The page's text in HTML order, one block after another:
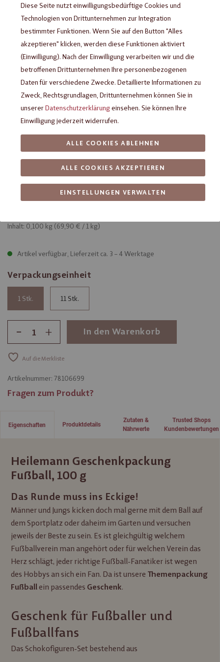
Heilemann Geschenkpackung
Fußball, 100 g
5-teiliges Geschenkset mit Figuren aus Schokolade rund um
das Thema Fußballspielen
Inhalt: 0,100 kg (69,90 € / 1 kg)
Artikel verfügbar, Lieferzeit ca. 3 – 4 Werktage
Verpackungseinheit
1 11
- + In den Warenkorb
Auf die Merkliste
Artikelnummer: 78106699
Fragen zum Produkt?
Eigenschaften
Heilemann Geschenkpackung
Fußball, 100 g
Das Runde muss ins Eckige!
Männer und Jungs kicken doch mal gerne mit dem Ball auf
dem Sportplatz oder daheim im Garten und versuchen
jeweils der Beste zu sein. Es ist gleichgültig welchem
Fußballverein man angehört oder für welchen Verein das
Herz schlägt, jeder richtige Fußball-Fanatiker ist wegen
des Hobbys an sich ein Fan. Da ist unsere Themenpackung
Fußballein passendes Geschenk.
Geschenk für Fußballer und
Fußballfans
Das Schokofiguren-Set bestehend aus
Produktdetails
Zutaten &
Nährwerte
Trusted Shops
Kundenbewertungen
Diese Seite nutzt einwilligungsbedürftige Cookies und
Technologien von Drittunternehmen zur Integration
bestimmter Funktionen. Wenn Sie auf den Button "Alles
akzeptieren" klicken, werden diese Funktionen aktiviert
(Einwilligung). Nach der Einwilligung verarbeiten wir und die
betroffenen Drittunternehmen Ihre personenbezogenen
Daten für verschiedene Zwecke. Detaillierte Informationen zu
Zweck, Rechtsgrundlagen, Drittunternehmen können Sie in
unsererDatenschutzerklärungeinsehen. Sie können Ihre
Einwilligung jederzeit widerrufen.
EINSTELLUNGEN VERWALTEN
ALLE COOKIES AKZEPTIEREN
ALLE COOKIES ABLEHNEN